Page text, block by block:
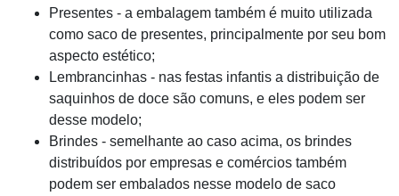
Presentes - a embalagem também é muito utilizada
como saco de presentes, principalmente por seu bom
aspecto estético;
Lembrancinhas - nas festas infantis a distribuição de
saquinhos de doce são comuns, e eles podem ser
desse modelo;
Brindes - semelhante ao caso acima, os brindes
distribuídos por empresas e comércios também
podem ser embalados nesse modelo de saco